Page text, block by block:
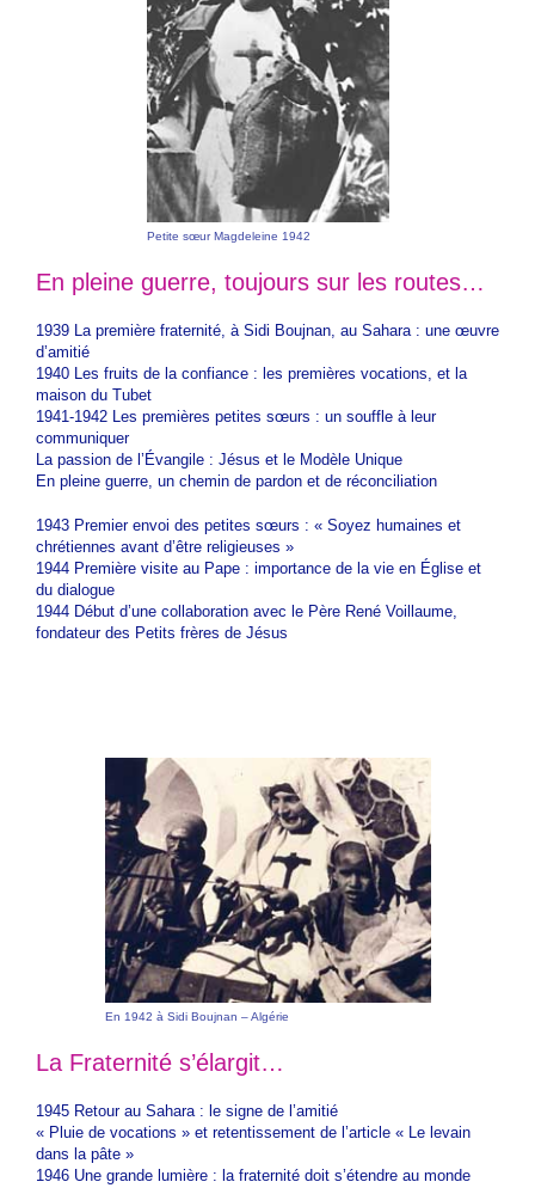
Petite sœur Magdeleine 1942
En pleine guerre, toujours sur les routes…
1939 La première fraternité, à Sidi Boujnan, au Sahara : une œuvre
d’amitié
1940 Les fruits de la confiance : les premières vocations, et la
maison du Tubet
1941-1942 Les premières petites sœurs : un souffle à leur
communiquer
La passion de l’Évangile : Jésus et le Modèle Unique
En pleine guerre, un chemin de pardon et de réconciliation
1943 Premier envoi des petites sœurs : « Soyez humaines et
chrétiennes avant d’être religieuses »
1944 Première visite au Pape : importance de la vie en Église et
du dialogue
1944 Début d’une collaboration avec le Père René Voillaume,
fondateur des Petits frères de Jésus
En 1942 à Sidi Boujnan – Algérie
La Fraternité s’élargit…
1945 Retour au Sahara : le signe de l’amitié
« Pluie de vocations » et retentissement de l’article « Le levain
dans la pâte »
1946 Une grande lumière : la fraternité doit s’étendre au monde